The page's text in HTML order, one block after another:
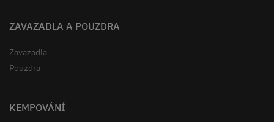
ZAVAZADLA A POUZDRA
Zavazadla
Pouzdra
KEMPOVÁNÍ